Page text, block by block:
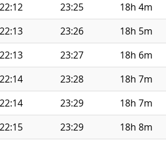
22:12 23:25
18h 4m
22:13 23:26
18h 5m
22:13 23:27
18h 6m
22:14 23:28
18h 7m
22:14 23:29
18h 7m
22:15 23:29
18h 8m